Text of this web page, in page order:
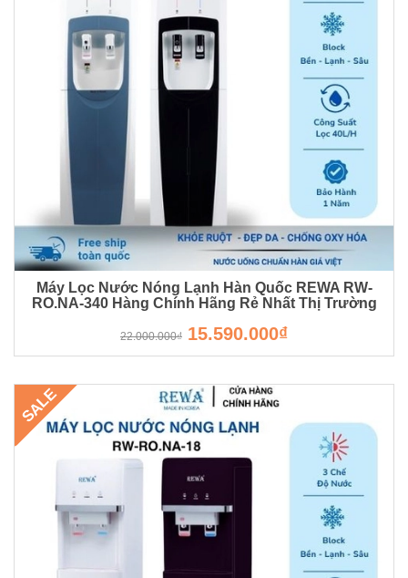
Máy Lọc Nước Nóng Lạnh Hàn Quốc REWA RW-
RO.NA-340 Hàng Chính Hãng Rẻ Nhất Thị Trường
22.000.000₫ 15.590.000₫
SALE